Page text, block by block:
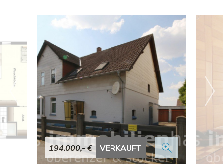
194.000,- € VERKAUFT